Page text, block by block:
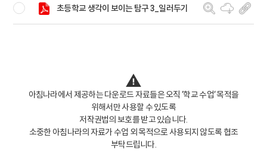
초등학교 생각이 보이는 탐구 3_일러두기
아침나라에서 제공하는 다운로드 자료들은 오직 ‘학교 수업‘ 목적을
위해서만 사용할 수 있도록
저작권법의 보호를 받고 있습니다.
소중한 아침나라의 자료가 수업 외 목적으로 사용되지 않도록 협조
부탁드립니다.